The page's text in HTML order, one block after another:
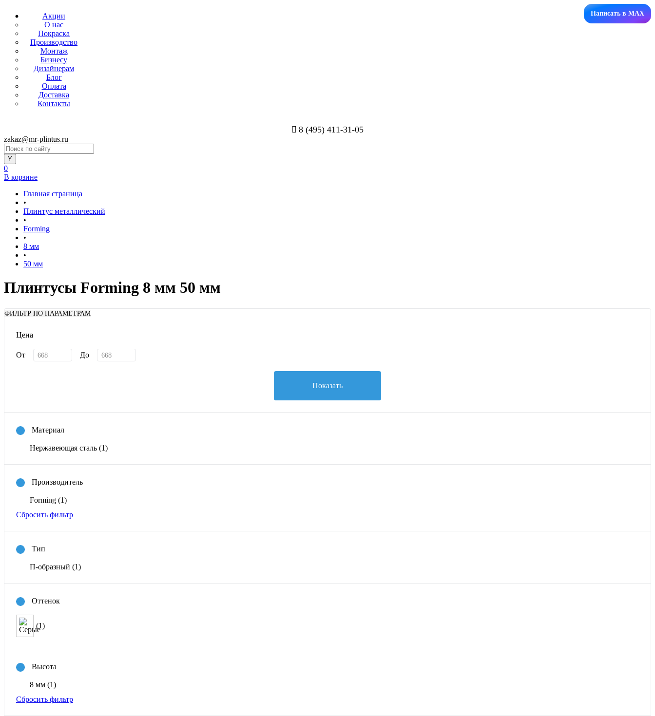
Акции
О нас
Покраска
Производство
Монтаж
Бизнесу
Дизайнерам
Блог
Оплата
Доставка
Контакты
Написать в MAX
8 (495) 411-31-05
zakaz@mr-plintus.ru
0
В корзине
Главная страница
•
Плинтус металлический
•
Forming
•
8 мм
•
50 мм
Плинтусы Forming 8 мм 50 мм
ФИЛЬТР ПО ПАРАМЕТРАМ
Цена
От До
Показать
Материал
Нержавеющая сталь (1)
Производитель
Forming (1)
Сбросить фильтр
Тип
П-образный (1)
Оттенок
(1)
Высота
8 мм (1)
Сбросить фильтр